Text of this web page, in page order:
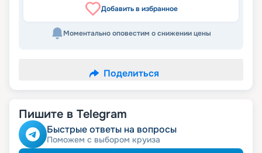
Добавить в избранное
Моментально оповестим о снижении цены
Поделиться
Пишите в Telegram
Быстрые ответы на вопросы
Поможем с выбором круиза